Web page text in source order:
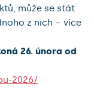
může se stát
z nich – více
26. února od
2026/